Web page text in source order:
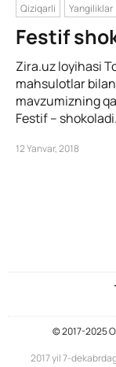
Qiziqarli Yangiliklar
Festif
Zira.uz loyihasi
mahsulotlar
mavzumizning
Festif – shokoladi.
12 Yanvar, 2018
© 2017-2025
2017 yil 7-